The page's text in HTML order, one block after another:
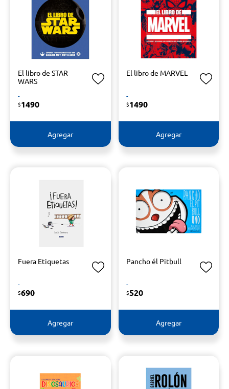
El libro de STAR
WARS
-
$1490
Agregar
El libro de MARVEL
-
$1490
Agregar
Fuera Etiquetas
-
$690
Agregar
Pancho él Pitbull
-
$520
Agregar